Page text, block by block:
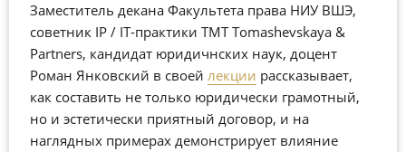
Заместитель декана Факультета права НИУ ВШЭ,
советник IP / IT-практики TMT Tomashevskaya &
Partners, кандидат юридичнских наук, доцент
Роман Янковский в своей лекции рассказывает,
как составить не только юридически грамотный,
но и эстетически приятный договор, и на
наглядных примерах демонстрирует влияние